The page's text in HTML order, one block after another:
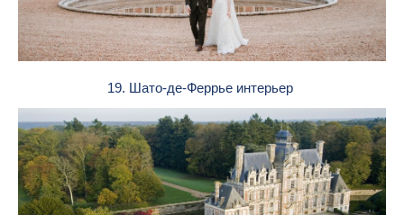
19. Шато-де-Феррье интерьер